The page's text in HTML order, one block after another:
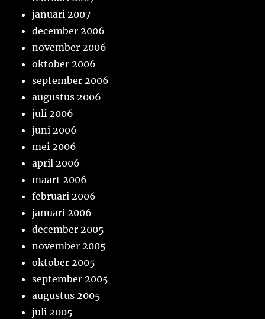
januari 2007
december 2006
november 2006
oktober 2006
september 2006
augustus 2006
juli 2006
juni 2006
mei 2006
april 2006
maart 2006
februari 2006
januari 2006
december 2005
november 2005
oktober 2005
september 2005
augustus 2005
juli 2005